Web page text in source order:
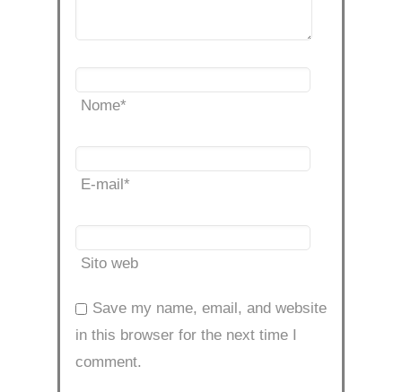
Nome*
E-mail*
Sito web
Save my name, email, and website
in this browser for the next time I
comment.